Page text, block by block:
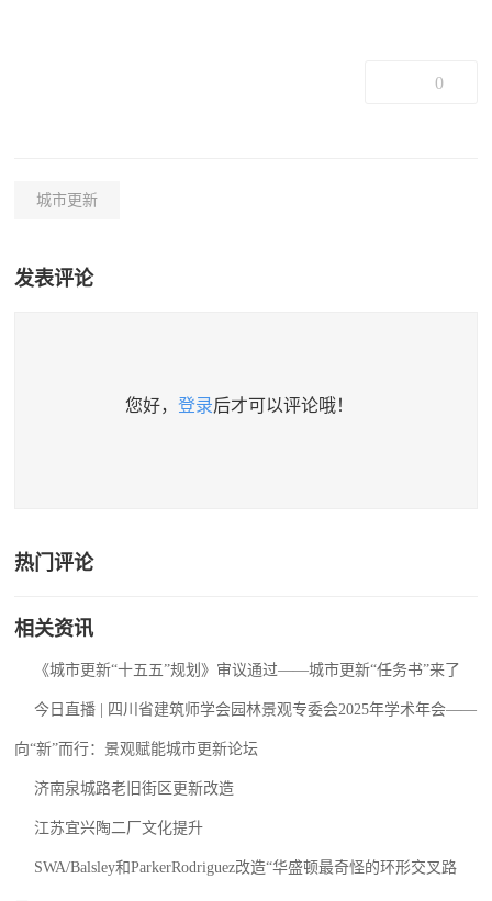
0
城市更新
发表评论
您好， 登录后才可以评论哦！
热门评论
相关资讯
《城市更新“十五五”规划》审议通过——城市更新“任务书”来了
今日直播 | 四川省建筑师学会园林景观专委会2025年学术年会——
向“新”而行：景观赋能城市更新论坛
济南泉城路老旧街区更新改造
江苏宜兴陶二厂文化提升
SWA/Balsley和ParkerRodriguez改造“华盛顿最奇怪的环形交叉路